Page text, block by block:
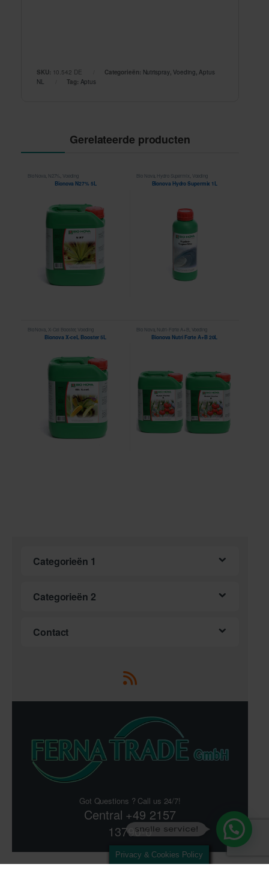
SKU: 10.542 DE Categorieën: Nutrispray,Voeding Aptus
NL
Tag: Aptus
Gerelateerde producten
Bio Nova, N27% Voeding
Bionova N27% 5L
Bio Nova, Hydro Supermix Voeding
Bionova Hydro Supermix 1L
Bio Nova, X-Cel Booster, Voeding
Bionova X-ceL Booster 5L
Bio Nova, Nutri-Forte A+B Voeding
Bionova Nutri Forte A+B 20L
Categorieën 1
Categorieën 2
Contact
Got Questions ? Call us 24/7!
Central +49 2157
13790-0
Privacy & Cookies Policy
snelle service!